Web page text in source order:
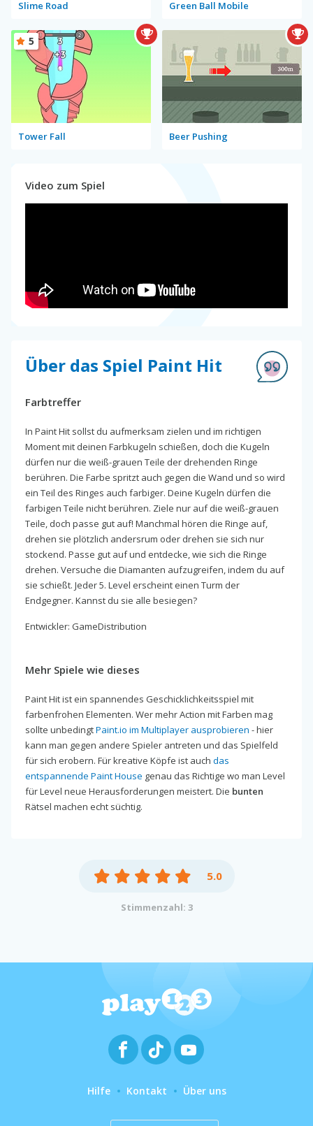
Slime Road Green Ball Mobile
Tower Fall
5
Beer Pushing
Video zum Spiel
Über das Spiel Paint Hit
Farbtreffer
In Paint Hit sollst du aufmerksam zielen und im richtigen
Moment mit deinen Farbkugeln schießen, doch die Kugeln
dürfen nur die weiß-grauen Teile der drehenden Ringe
berühren. Die Farbe spritzt auch gegen die Wand und so wird
ein Teil des Ringes auch farbiger. Deine Kugeln dürfen die
farbigen Teile nicht berühren. Ziele nur auf die weiß-grauen
Teile, doch passe gut auf! Manchmal hören die Ringe auf,
drehen sie plötzlich andersrum oder drehen sie sich nur
stockend. Passe gut auf und entdecke, wie sich die Ringe
drehen. Versuche die Diamanten aufzugreifen, indem du auf
sie schießt. Jeder 5. Level erscheint einen Turm der
Endgegner. Kannst du sie alle besiegen?
Entwickler: GameDistribution
Mehr Spiele wie dieses
Paint Hit ist ein spannendes Geschicklichkeitsspiel mit
farbenfrohen Elementen. Wer mehr Action mit Farben mag
sollte unbedingtPaint.io im Multiplayer ausprobieren - hier
kann man gegen andere Spieler antreten und das Spielfeld
für sich erobern. Für kreative Köpfe ist auch das
entspannende Paint House genau das Richtige wo man Level
für Level neue Herausforderungen meistert. Die bunten
Rätsel machen echt süchtig.
5.0
Stimmenzahl: 3
Hilfe Kontakt Über uns